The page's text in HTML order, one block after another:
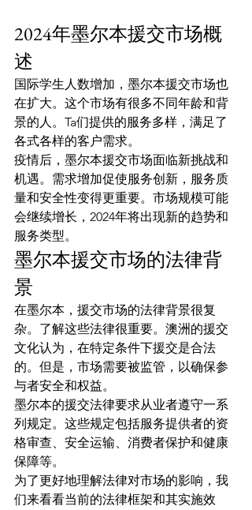
2024年墨尔本援交市场概
述
国际学生人数增加，墨尔本援交市场也
在扩大。这个市场有很多不同年龄和背
景的人。Ta们提供的服务多样，满足了
各式各样的客户需求。
疫情后，墨尔本援交市场面临新挑战和
机遇。需求增加促使服务创新，服务质
量和安全性变得更重要。市场规模可能
会继续增长，2024年将出现新的趋势和
服务类型。
墨尔本援交市场的法律背
景
在墨尔本，援交市场的法律背景很复
杂。了解这些法律很重要。澳洲的援交
文化认为，在特定条件下援交是合法
的。但是，市场需要被监管，以确保参
与者安全和权益。
墨尔本的援交法律要求从业者遵守一系
列规定。这些规定包括服务提供者的资
格审查、安全运输、消费者保护和健康
保障等。
为了更好地理解法律对市场的影响，我
们来看看当前的法律框架和其实施效